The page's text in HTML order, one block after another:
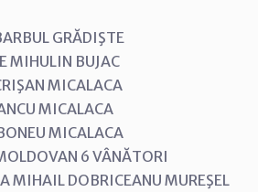
GRĂDIŞTE
MIHULIN BUJAC
MICALACA
MICALACA
MICALACA
6 VÂNĂTORI
MIHAIL DOBRICEANU MUREŞEL